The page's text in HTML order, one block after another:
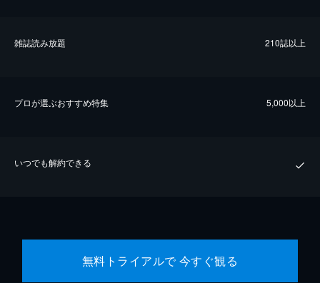
雑誌読み放題 210誌以上
プロが選ぶおすすめ特集 5,000以上
いつでも解約できる
無料トライアルで 今すぐ観る